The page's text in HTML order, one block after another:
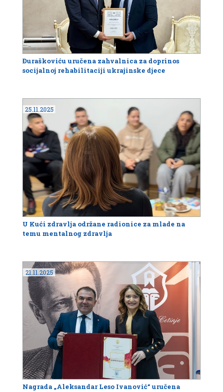
Đuraškoviću uručena zahvalnica za doprinos
socijalnoj rehabilitaciji ukrajinske djece
25.11.2025
U Kući zdravlja održane radionice za mlade na
temu mentalnog zdravlja
21.11.2025
Nagrada „Aleksandar Leso Ivanović“ uručena